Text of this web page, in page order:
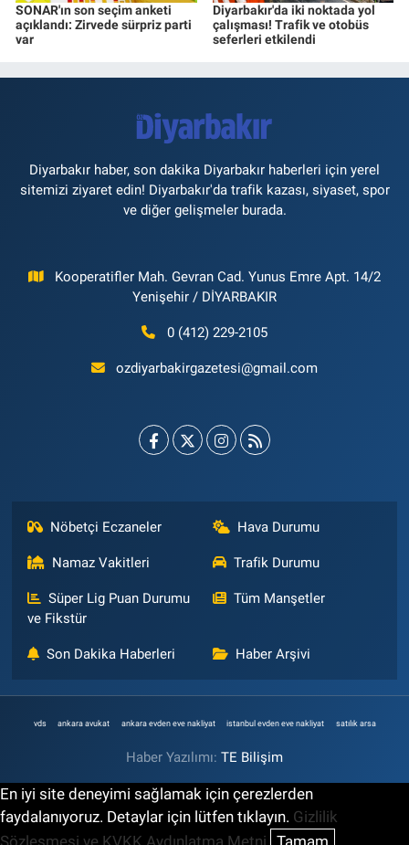
SONAR'ın son seçim anketi
açıklandı: Zirvede sürpriz parti
var
Diyarbakır'da iki noktada yol
çalışması! Trafik ve otobüs
seferleri etkilendi
Diyarbakır haber, son dakika Diyarbakır haberleri için yerel
sitemizi ziyaret edin! Diyarbakır'da trafik kazası, siyaset, spor
ve diğer gelişmeler burada.
Kooperatifler Mah. Gevran Cad. Yunus Emre Apt. 14/2
Yenişehir / DİYARBAKIR
0 (412) 229-2105
ozdiyarbakirgazetesi@gmail.com
Nöbetçi Eczaneler Hava Durumu
Namaz Vakitleri Trafik Durumu
Süper Lig Puan Durumu
ve Fikstür
Tüm Manşetler
Son Dakika Haberleri Haber Arşivi
vds ankara avukat ankara evden eve nakliyat istanbul evden eve nakliyat satılık arsa
Haber Yazılımı: TE Bilişim
En iyi site deneyimi sağlamak için çerezlerden
faydalanıyoruz. Detaylar için lütfen tıklayın. Gizlilik